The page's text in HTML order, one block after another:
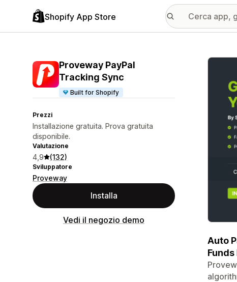
Shopify App Store
Proveway PayPal
Tracking Sync
Built for Shopify
Prezzi
Installazione gratuita. Prova gratuita
disponibile.
Valutazione
4,9 (132)
Sviluppatore
Proveway
Installa
Vedi il negozio demo
Galleria
Auto
Funds